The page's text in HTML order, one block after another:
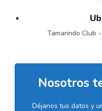
Tamarindo Club
Nosotros
Déjanos tus datos y